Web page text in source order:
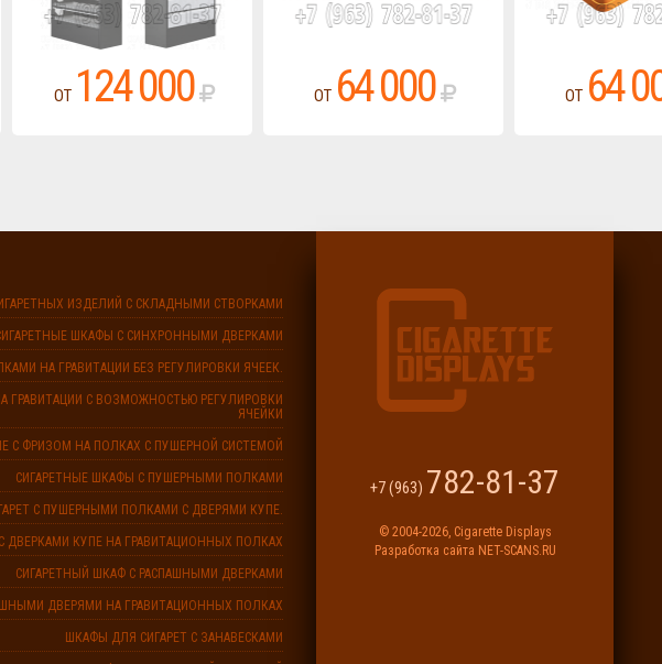
ОТ 124 000 ОТ 64 000 ОТ 64
ИЗДЕЛИЙ С СКЛАДНЫМИ СТВОРКАМИ
ШКАФЫ С СИНХРОННЫМИ ДВЕРКАМИ
НА ГРАВИТАЦИИ БЕЗ РЕГУЛИРОВКИ ЯЧЕЕК.
ГРАВИТАЦИИ С ВОЗМОЖНОСТЬЮ РЕГУЛИРОВКИ
ЯЧЕЙКИ
С ФРИЗОМ НА ПОЛКАХ С ПУШЕРНОЙ СИСТЕМОЙ
СИГАРЕТНЫЕ ШКАФЫ С ПУШЕРНЫМИ ПОЛКАМИ
С ПУШЕРНЫМИ ПОЛКАМИ С ДВЕРЯМИ КУПЕ.
ДВЕРКАМИ КУПЕ НА ГРАВИТАЦИОННЫХ ПОЛКАХ
СИГАРЕТНЫЙ ШКАФ С РАСПАШНЫМИ ДВЕРКАМИ
ДВЕРЯМИ НА ГРАВИТАЦИОННЫХ ПОЛКАХ
ШКАФЫ ДЛЯ СИГАРЕТ С ЗАНАВЕСКАМИ
+7 (963) 782-81-37
© 2004-2026, Cigarette Displays
Разработка сайта NET-SCANS.RU